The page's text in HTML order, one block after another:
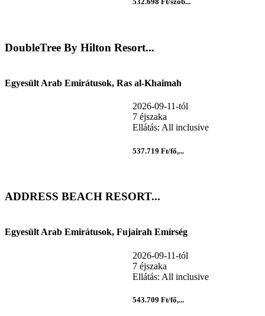
DoubleTree By Hilton Resort...
Egyesült Arab Emirátusok, Ras al-Khaimah
2026-09-11-tól
7 éjszaka
Ellátás: All inclusive
537.719 Ft/fő,...
ADDRESS BEACH RESORT...
Egyesült Arab Emirátusok, Fujairah Emírség
2026-09-11-tól
7 éjszaka
Ellátás: All inclusive
543.709 Ft/fő,...